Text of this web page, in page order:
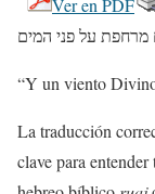
Ver en PDF
מרחפת על פני המים
“Y un viento
La traducción
clave para